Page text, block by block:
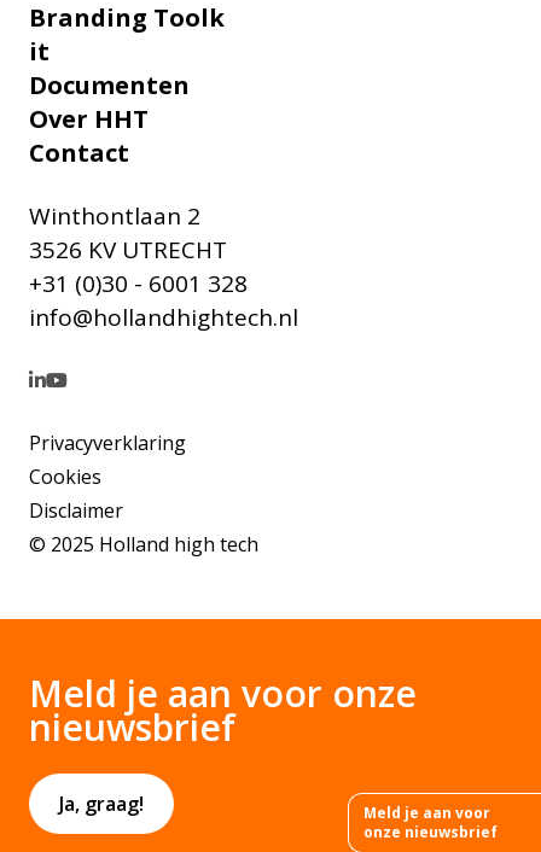
Branding Toolk
it
Documenten
Over HHT
Contact
Winthontlaan 2
3526 KV UTRECHT
+31 (0)30 - 6001 328
info@hollandhightech.nl
© 2025 Holland high tech
Privacyverklaring
Cookies
Disclaimer
Meld je aan voor onze
nieuwsbrief
Ja, graag!
Meld je aan voor
onze nieuwsbrief